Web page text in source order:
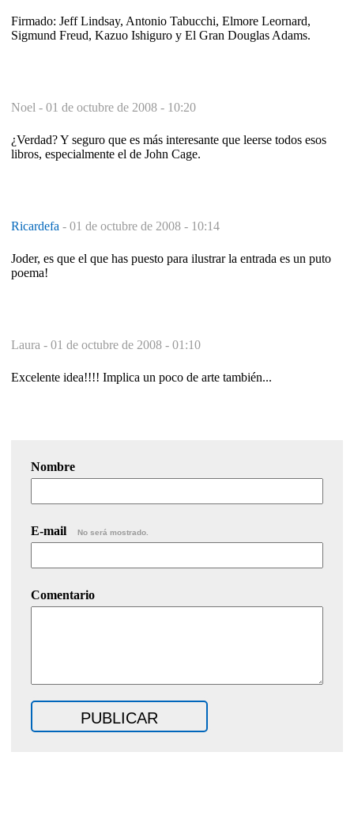
Firmado: Jeff Lindsay, Antonio Tabucchi, Elmore Leornard,
Sigmund Freud, Kazuo Ishiguro y El Gran Douglas Adams.
Noel - 01 de octubre de 2008 - 10:20
¿Verdad? Y seguro que es más interesante que leerse todos esos
libros, especialmente el de John Cage.
Ricardefa - 01 de octubre de 2008 - 10:14
Joder, es que el que has puesto para ilustrar la entrada es un puto
poema!
Laura - 01 de octubre de 2008 - 01:10
Excelente idea!!!! Implica un poco de arte también...
Nombre
E-mail No será mostrado.
Comentario